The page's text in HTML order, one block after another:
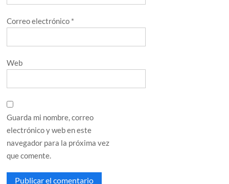
Correo electrónico *
Web
Guarda mi nombre, correo
electrónico y web en este
navegador para la próxima vez
que comente.